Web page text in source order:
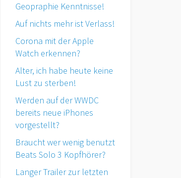
Geopraphie Kenntnisse!
Auf nichts mehr ist Verlass!
Corona mit der Apple
Watch erkennen?
Alter, ich habe heute keine
Lust zu sterben!
Werden auf der WWDC
bereits neue iPhones
vorgestellt?
Braucht wer wenig benutzt
Beats Solo 3 Kopfhörer?
Langer Trailer zur letzten